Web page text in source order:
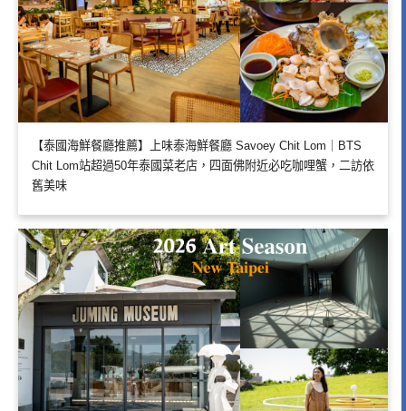
【泰國海鮮餐廳推薦】上味泰海鮮餐廳 Savoey Chit Lom｜BTS
Chit Lom站超過50年泰國菜老店，四面佛附近必吃咖哩蟹，二訪依
舊美味